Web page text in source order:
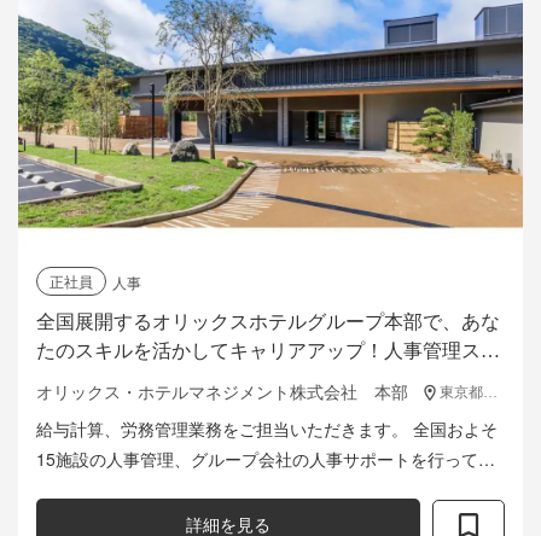
正社員
人事
全国展開するオリックスホテルグループ本部で、あな
たのスキルを活かしてキャリアアップ！人事管理スタ
オリックス・ホテルマネジメント株式会社 本部 東京都港区浜松町2-3-1 日本生命浜松町クレアタワー14F
給与計算、労務管理業務をご担当いただきます。 全国およそ
15施設の人事管理、グループ会社の人事サポートを行ってお
人事管理業務を担う部門ですの...
詳細を見る